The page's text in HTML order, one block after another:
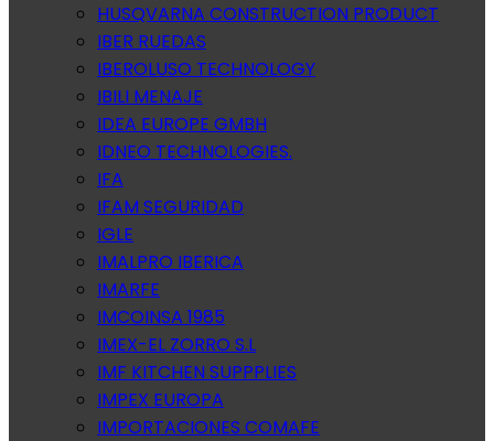
HUSQVARNA CONSTRUCTION PRODUCT
IBER RUEDAS
IBEROLUSO TECHNOLOGY
IBILI MENAJE
IDEA EUROPE GMBH
IDNEO TECHNOLOGIES.
IFA
IFAM SEGURIDAD
IGLE
IMALPRO IBERICA
IMARFE
IMCOINSA 1985
IMEX-EL ZORRO S.L
IMF KITCHEN SUPPPLIES
IMPEX EUROPA
IMPORTACIONES COMAFE